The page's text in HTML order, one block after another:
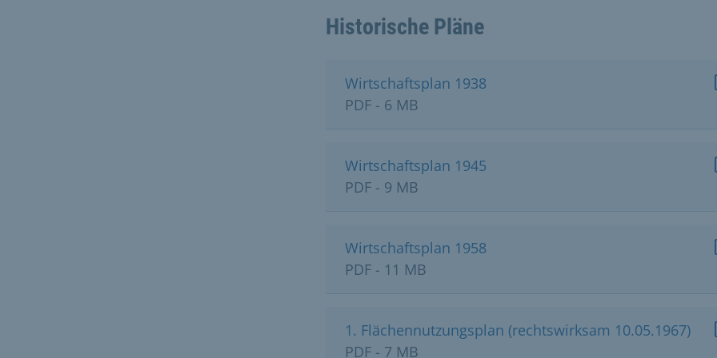
Historische Pläne
Wirtschaftsplan 1938
PDF - 6 MB
Wirtschaftsplan 1945
PDF - 9 MB
Wirtschaftsplan 1958
PDF - 11 MB
1. Flächennutzungsplan (rechtswirksam 10.05.1967)
PDF - 7 MB